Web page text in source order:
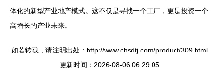
体化的新型产业地产模式。这不仅是寻找一个工厂，更是投资一个
高增长的产业未来。
如若转载，请注明出处：http://www.chsdtj.com/product/309.html
更新时间：2026-08-06 06:29:05